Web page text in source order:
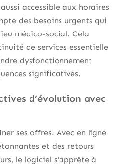
accessible aux horaires
des besoins urgents qui
médico-social. Cela
de services essentielle
dysfonctionnement
significatives.
d’évolution avec
ses offres. Avec en ligne
et des retours
le logiciel s’apprête à